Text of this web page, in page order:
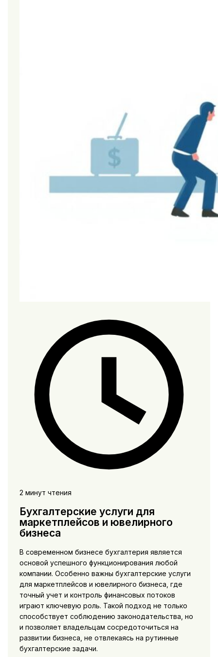
2 минут чтения
Бухгалтерские услуги для
маркетплейсов и ювелирного
бизнеса
В современном бизнесе бухгалтерия является
основой успешного функционирования любой
компании. Особенно важны бухгалтерские услуги
для маркетплейсов и ювелирного бизнеса, где
точный учет и контроль финансовых потоков
играют ключевую роль. Такой подход не только
способствует соблюдению законодательства, но
и позволяет владельцам сосредоточиться на
развитии бизнеса, не отвлекаясь на рутинные
бухгалтерские задачи.